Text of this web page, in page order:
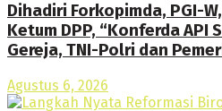
Dihadiri Forkopimda, PGI-
Ketum DPP, “Konferda API
Gereja, TNI-Polri dan
Agustus 6, 2026